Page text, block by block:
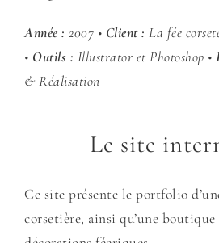
Année : 2007 • Client : La fée
• Outils : Illustrator et Photoshop •
& Réalisation
Le site
Ce site présente le portfolio
corsetière, ainsi qu’une